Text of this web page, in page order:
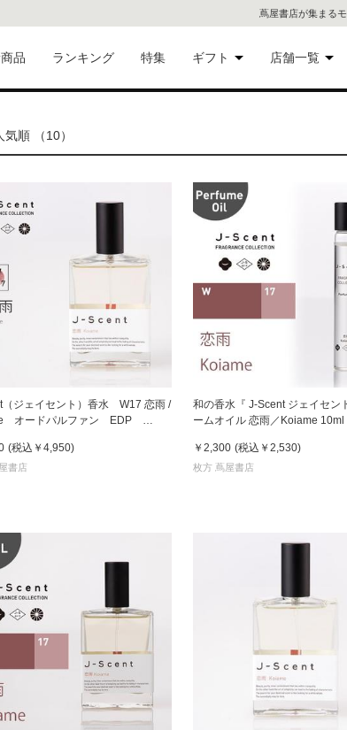
蔦屋書店が集まる
品 ランキング 特集 ギフト
eギフト
店舗一覧
順 （10）
（ジェイセント）香水 W17 恋雨 /
オードパルファン EDP
(税込 ￥4,950)
書店
和の香水『 J-Scent ジェイセン
ームオイル 恋雨／Koiame 10ml
￥2,300 (税込 ￥2,530)
枚方 蔦屋書店